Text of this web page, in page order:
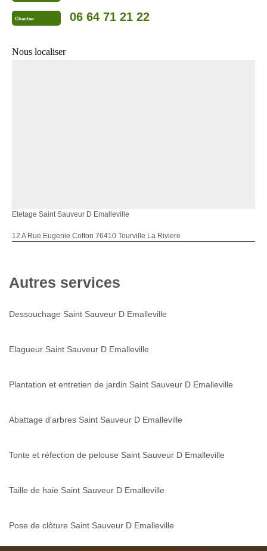
Chantier 06 64 71 21 22
Nous localiser
Etetage Saint Sauveur D Emalleville
12 A Rue Eugenie Cotton 76410 Tourville La Riviere
Autres services
Dessouchage Saint Sauveur D Emalleville
Elagueur Saint Sauveur D Emalleville
Plantation et entretien de jardin Saint Sauveur D Emalleville
Abattage d'arbres Saint Sauveur D Emalleville
Tonte et réfection de pelouse Saint Sauveur D Emalleville
Taille de haie Saint Sauveur D Emalleville
Pose de clôture Saint Sauveur D Emalleville